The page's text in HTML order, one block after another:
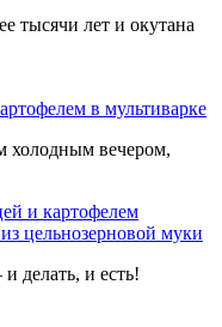
тысячи лет и окутана
в мультиварке
холодным вечером,
цельнозерновой муки
делать, и есть!